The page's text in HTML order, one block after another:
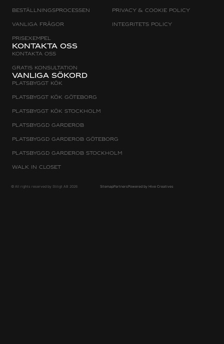
Vanliga sökord
Platsbyggt Kök
Platsbyggt kök Göteborg
Platsbyggt kök Stockholm
Platsbyggd Garderob
Platsbyggd Garderob Göteborg
Platsbyggd Garderob Stockholm
Walk in Closet
Beställningsprocessen
Vanliga frågor
Prisexempel
Kontakta oss
Kontakta oss
Gratis konsultation
Privacy & cookie policy
Integritets policy
© All rights reserved by Stiligt AB 2026 SitemapPartnersPowered by Hive Creatives